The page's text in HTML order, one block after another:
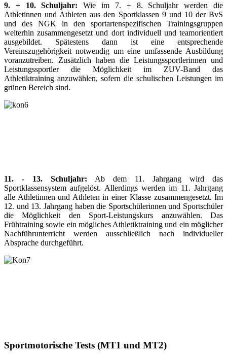
9. + 10. Schuljahr:Wie im 7. + 8. Schuljahr werden die
Athletinnen und Athleten aus den Sportklassen 9 und 10 der BvS
und des NGK in den sportartenspezifischen Trainingsgruppen
weiterhin zusammengesetzt und dort individuell und teamorientiert
ausgebildet. Spätestens dann ist eine entsprechende
Vereinszugehörigkeit notwendig um eine umfassende Ausbildung
voranzutreiben. Zusätzlich haben die Leistungssportlerinnen und
Leistungssportler die Möglichkeit im ZUV-Band das
Athletiktraining anzuwählen, sofern die schulischen Leistungen im
grünen Bereich sind.
11. - 13. Schuljahr: Ab dem 11. Jahrgang wird das
Sportklassensystem aufgelöst. Allerdings werden im 11. Jahrgang
alle Athletinnen und Athleten in einer Klasse zusammengesetzt. Im
12. und 13. Jahrgang haben die Sportschülerinnen und Sportschüler
die Möglichkeit den Sport-Leistungskurs anzuwählen. Das
Frühtraining sowie ein mögliches Athletiktraining und ein möglicher
Nachführunterricht werden ausschließlich nach individueller
Absprache durchgeführt.
Sportmotorische Tests (MT1 und MT2)